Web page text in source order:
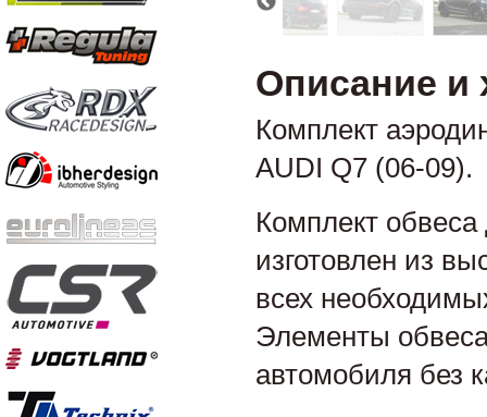
Описание и
Комплект
AUDI Q7 (06-09).
Комплект
изготовлен из
всех
Элементы
автомобиля без